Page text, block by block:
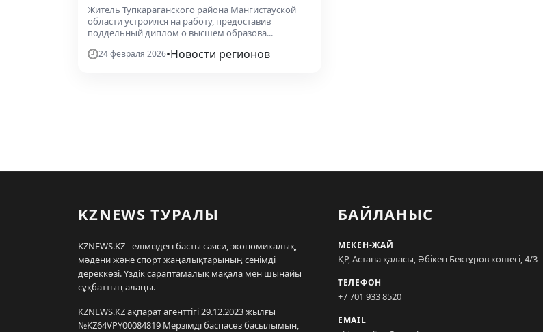
Житель Тупкараганского района Мангистауской
области устроился на работу, предоставив
поддельный диплом о высшем образова...
24 февраля 2026•Новости регионов
KZNEWS ТУРАЛЫ
KZNEWS.KZ - еліміздегі басты саяси, экономикалық,
мәдени және спорт жаңалықтарының сенімді
дереккөзі. Үздік сараптамалық мақала мен шынайы
сұқбаттың алаңы.
KZNEWS.KZ ақпарат агенттігі 29.12.2023 жылғы
№KZ64VPY00084819 Мерзімді баспасөз басылымын,
БАЙЛАНЫС
МЕКЕН-ЖАЙ
ҚР, Астана қаласы, Әбікен Бектұров көшесі, 4/3
ТЕЛЕФОН
+7 701 933 8520
EMAIL